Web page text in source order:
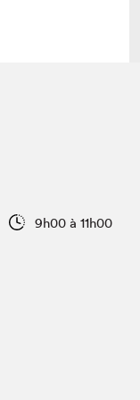
dans la ville
9h00 à 11h00